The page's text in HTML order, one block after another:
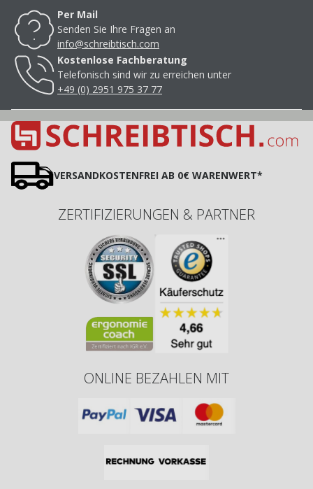
Per Mail
Senden Sie Ihre Fragen an
info@schreibtisch.com
Kostenlose Fachberatung
Telefonisch sind wir zu erreichen unter
+49 (0) 2951 975 37 77
VERSANDKOSTENFREI AB 0€ WARENWERT*
ZERTIFIZIERUNGEN & PARTNER
ONLINE BEZAHLEN MIT